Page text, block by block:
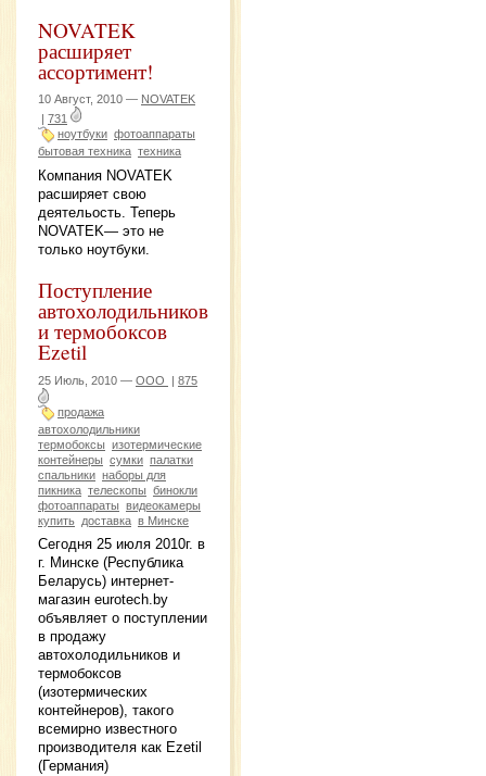
NOVATEK
расширяет
ассортимент!
10 Август, 2010 — NOVATEK
731
ноутбуки фотоаппараты
бытовая техника техника
Компания NOVATEK
расширяет свою
деятельость. Теперь
NOVATEK— это не
только ноутбуки.
Поступление
автохолодильников
и термобоксов
Ezetil
25 Июль, 2010 — ООО | 875
продажа
автохолодильники
термобоксы изотермические
контейнеры сумки палатки
спальники наборы для
пикника телескопы бинокли
фотоаппараты видеокамеры
купить доставка в Минске
Сегодня 25 июля 2010г. в
г. Минске (Республика
Беларусь) интернет-
магазин eurotech.by
объявляет о поступлении
в продажу
автохолодильников и
термобоксов
(изотермических
контейнеров), такого
всемирно известного
производителя как Ezetil
(Германия)